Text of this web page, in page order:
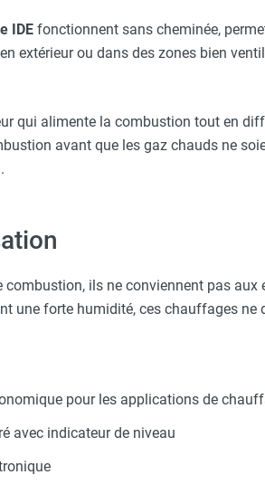
IDE fonctionnent sans cheminée,
extérieur ou dans des zones bien
qui alimente la combustion tout en
avant que les gaz chauds ne
combustion, ils ne conviennent pas
une forte humidité, ces chauffages
pour les applications de
avec indicateur de niveau